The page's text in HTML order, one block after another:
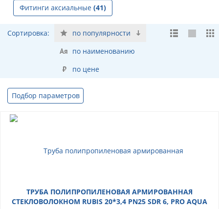
Фитинги аксиальные (41)
Сортировка:
по популярности
по наименованию
по цене
Подбор параметров
ТРУБА ПОЛИПРОПИЛЕНОВАЯ АРМИРОВАННАЯ
СТЕКЛОВОЛОКНОМ RUBIS 20*3,4 PN25 SDR 6, PRO AQUA